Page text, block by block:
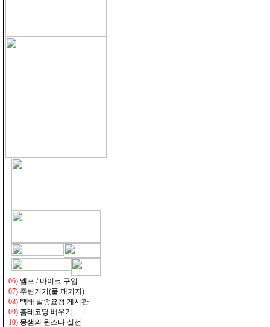
06) 앰프 / 마이크 구입
07) 주변기기(풀 패키지)
08) 택배 발송요청 게시판
09) 홈레코딩 배우기
10) 몽샘의 윈스타 실전